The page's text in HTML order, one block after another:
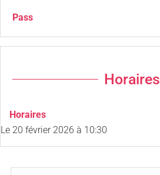
Pass
Horaires
Horaires
Le 20 février 2026 à 10:30